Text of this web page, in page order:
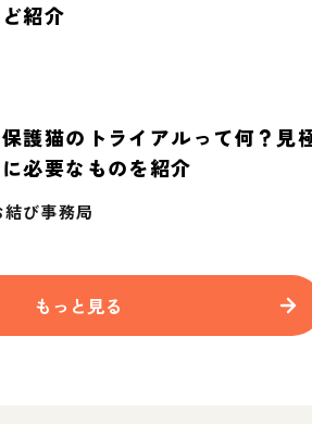
紹介
護猫のトライアルって何？見
必要なものを紹介
び事務局
もっと見る